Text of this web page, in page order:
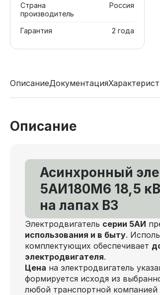
Страна
производитель
Россия
Гарантия 2 года
ОписаниеДокументация
Описание
Асинхронный
5АИ180M6 18,5
на лапах В3
Электродвигатель серии 5АИ
использования и в быту.
комплектующих обеспечивает
электродвигателя.
Цена на электродвигатель
формируется исходя из
любой транспортной компанией